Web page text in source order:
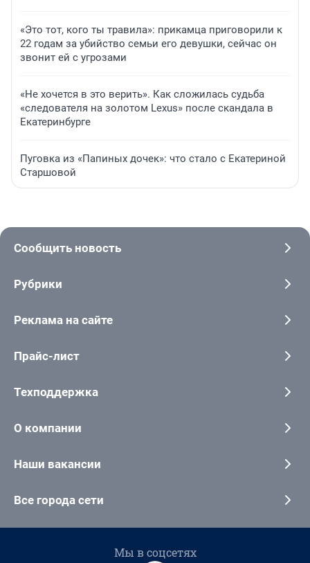
«Это тот, кого ты травила»: прикамца приговорили к
22 годам за убийство семьи его девушки, сейчас он
звонит ей с угрозами
«Не хочется в это верить». Как сложилась судьба
«следователя на золотом Lexus» после скандала в
Екатеринбурге
Пуговка из «Папиных дочек»: что стало с Екатериной
Старшовой
Сообщить новость
Рубрики
Реклама на сайте
Прайс-лист
Техподдержка
О компании
Наши вакансии
Все города сети
Мы в соцсетях